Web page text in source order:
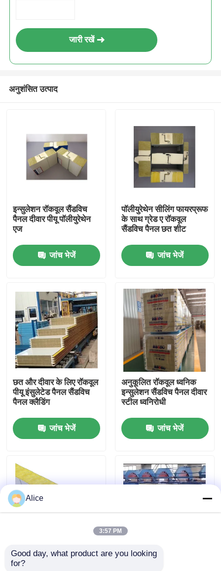
उत्पादों
हमारे बारे में
कारखाना भ्रमण
संपर्क करें
एक उद्धरण का अनुरोध करें
इस्पात संरचना भवन
इस्पात संरचना कार्यशाला
जारी रखें
अनुशंसित उत्पाद
इन्सुलेशन रॉकवूल सैंडविच
पैनल दीवार पीयू पॉलीयुरेथेन
एज
जांच भेजें
पॉलीयुरेथेन सीलिंग फायरप्रूफ
के साथ ग्रेड ए रॉकवूल
सैंडविच पैनल छत शीट
जांच भेजें
छत और दीवार के लिए रॉकवूल
पीयू इंसुलेटेड पैनल सैंडविच
पैनल क्लैडिंग
जांच भेजें
अनुकूलित रॉकवूल ध्वनिक
इन्सुलेशन सैंडविच पैनल दीवार
स्टील ध्वनिरोधी
जांच भेजें
गोदाम के लिए 75 मिमी 80
मिमी 200 मिमी सैंडविच पैनल
पीयू मिनरल इंसुलेशन रॉकवूल
Alice
3:57 PM
Good day, what product are you looking
for?